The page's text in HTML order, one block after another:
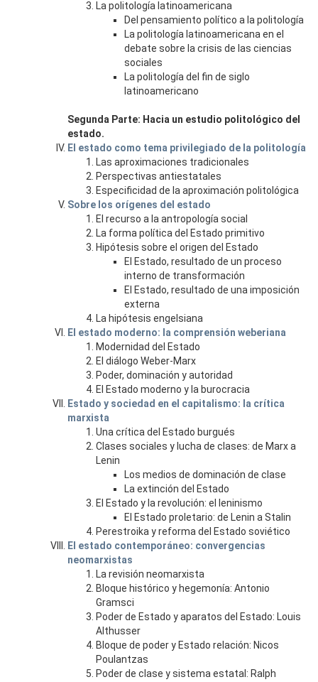
La politología latinoamericana
Del pensamiento político a la politología
La politología latinoamericana en el
debate sobre la crisis de las ciencias
sociales
La politología del fin de siglo
latinoamericano
Segunda Parte: Hacia un estudio politológico del
estado.
El estado como tema privilegiado de la politología
Las aproximaciones tradicionales
Perspectivas antiestatales
Especificidad de la aproximación politológica
Sobre los orígenes del estado
El recurso a la antropología social
La forma política del Estado primitivo
Hipótesis sobre el origen del Estado
El Estado, resultado de un proceso
interno de transformación
El Estado, resultado de una imposición
externa
La hipótesis engelsiana
El estado moderno: la comprensión weberiana
Modernidad del Estado
El diálogo Weber-Marx
Poder, dominación y autoridad
El Estado moderno y la burocracia
Estado y sociedad en el capitalismo: la crítica
marxista
Una crítica del Estado burgués
Clases sociales y lucha de clases: de Marx a
Lenin
Los medios de dominación de clase
La extinción del Estado
El Estado y la revolución: el leninismo
El Estado proletario: de Lenin a Stalin
Perestroika y reforma del Estado soviético
El estado contemporáneo: convergencias
neomarxistas
La revisión neomarxista
Bloque histórico y hegemonía: Antonio
Gramsci
Poder de Estado y aparatos del Estado: Louis
Althusser
Bloque de poder y Estado relación: Nicos
Poulantzas
Poder de clase y sistema estatal: Ralph